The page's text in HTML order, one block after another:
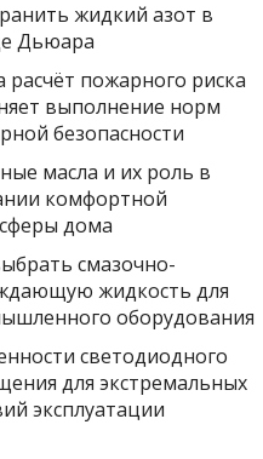
жидкий азот в
Дьюара
расчёт пожарного риска
выполнение норм
безопасности
масла и их роль в
комфортной
дома
смазочно-
жидкость для
оборудования
светодиодного
для экстремальных
эксплуатации